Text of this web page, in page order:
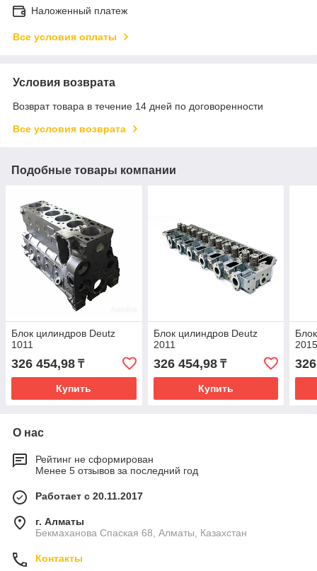
Наложенный платеж
Все условия оплаты
Условия возврата
Возврат товара в течение 14 дней по договоренности
Все условия возврата
Подобные товары компании
Блок цилиндров Deutz
1011
326 454,98 ₸
Купить
Блок цилиндров Deutz
2011
326 454,98₸
Купить
О нас
Рейтинг не сформирован
Менее 5 отзывов за последний год
Работает с 20.11.2017
г. Алматы
Бекмаханова Спаская 68, Алматы, Казахстан
Контакты